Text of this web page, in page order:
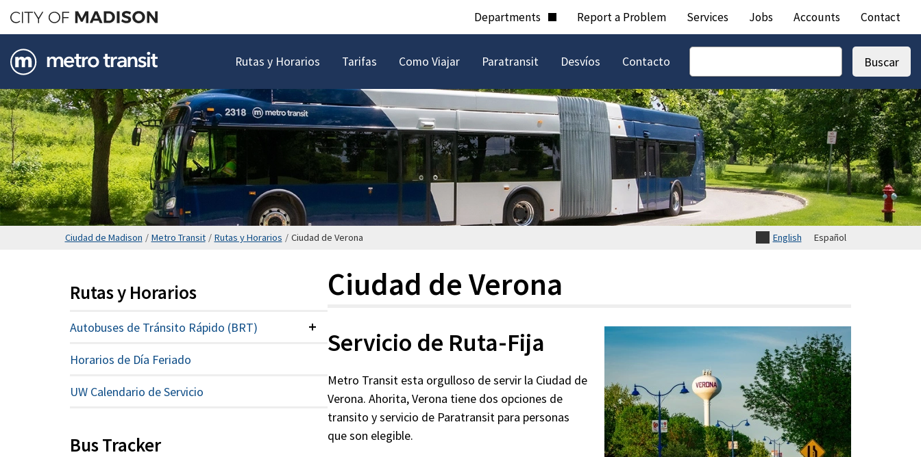
Saltar
hasta
contenido
Departments Report a Problem Services Jobs Accounts Contact
Rutas y Horarios Tarifas Como Viajar Paratransit Desvíos Contacto
Buscar
Ciudad de Madison / Metro Transit / Rutas y Horarios / Ciudad de Verona English Español
Ciudad de Verona
Servicio de Ruta-Fija
Metro Transit esta orgulloso de servir la Ciudad de
Verona. Ahorita, Verona tiene dos opciones de
transito y servicio de Paratransit para personas
que son elegible.
Rutas y Horarios
Autobuses de Tránsito Rápido (BRT) Contraído
Horarios de Día Feriado
UW Calendario de Servicio
Bus Tracker